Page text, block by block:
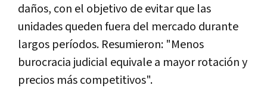
daños, con el objetivo de evitar que las
unidades queden fuera del mercado durante
largos períodos. Resumieron: "Menos
burocracia judicial equivale a mayor rotación y
precios más competitivos".